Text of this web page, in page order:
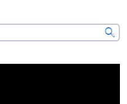
搜